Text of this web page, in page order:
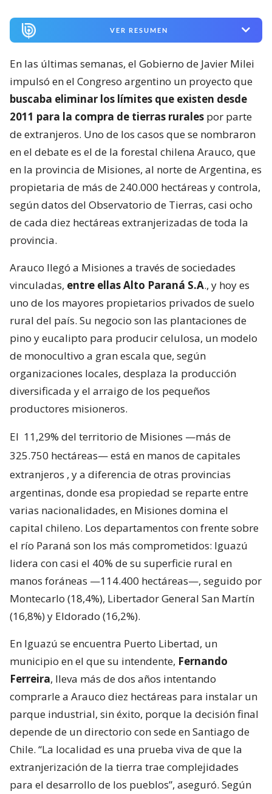
VER RESUMEN
En las últimas semanas, el Gobierno de Javier Milei
impulsó en el Congreso argentino un proyecto que
buscaba eliminar los límites que existen desde
2011 para la compra de tierras rurales por parte
de extranjeros. Uno de los casos que se nombraron
en el debate es el de la forestal chilena Arauco, que
en la provincia de Misiones, al norte de Argentina, es
propietaria de más de 240.000 hectáreas y controla,
según datos del Observatorio de Tierras, casi ocho
de cada diez hectáreas extranjerizadas de toda la
provincia.
Arauco llegó a Misiones a través de sociedades
vinculadas, entre ellas Alto Paraná S.A., y hoy es
uno de los mayores propietarios privados de suelo
rural del país. Su negocio son las plantaciones de
pino y eucalipto para producir celulosa, un modelo
de monocultivo a gran escala que, según
organizaciones locales, desplaza la producción
diversificada y el arraigo de los pequeños
productores misioneros.
El 11,29% del territorio de Misiones —más de
325.750 hectáreas— está en manos de capitales
extranjeros , y a diferencia de otras provincias
argentinas, donde esa propiedad se reparte entre
varias nacionalidades, en Misiones domina el
capital chileno. Los departamentos con frente sobre
el río Paraná son los más comprometidos: Iguazú
lidera con casi el 40% de su superficie rural en
manos foráneas —114.400 hectáreas—, seguido por
Montecarlo (18,4%), Libertador General San Martín
(16,8%) y Eldorado (16,2%).
En Iguazú se encuentra Puerto Libertad, un
municipio en el que su intendente, Fernando
Ferreira, lleva más de dos años intentando
comprarle a Arauco diez hectáreas para instalar un
parque industrial, sin éxito, porque la decisión final
depende de un directorio con sede en Santiago de
Chile. “La localidad es una prueba viva de que la
extranjerización de la tierra trae complejidades
para el desarrollo de los pueblos”, aseguró. Según